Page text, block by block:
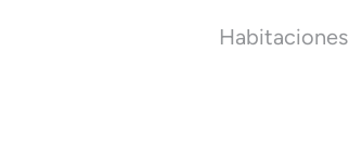
Habitaciones